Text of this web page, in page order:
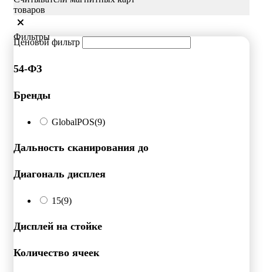
товаров
Фильтры
Ценовой фильтр
54-ФЗ
Бренды
GlobalPOS(9)
Дальность сканирования до
Диагональ дисплея
15(9)
Дисплей на стойке
Количество ячеек